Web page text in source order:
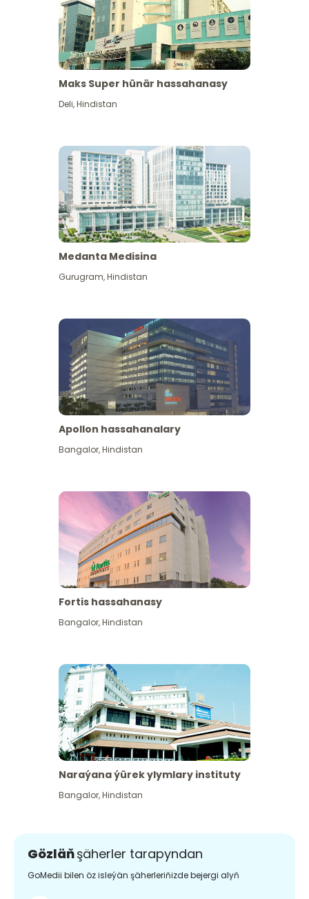
Has giňişleýin gör
Maks Super hünär hassahanasy
Deli,Hindistan
Medanta Medisina
Gurugram,Hindistan
Apollon hassahanalary
Bangalor,Hindistan
Fortis hassahanasy
Bangalor,Hindistan
Naraýana ýürek ylymlary instituty
Bangalor,Hindistan
Gözläňşäherler tarapyndan
GoMedii bilen öz isleýän şäherleriňizde bejergi alyň